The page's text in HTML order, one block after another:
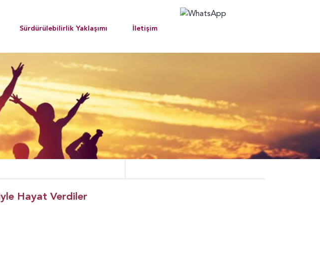
Sürdürülebilirlik Yaklaşımı İletişim
Hayat Verdiler